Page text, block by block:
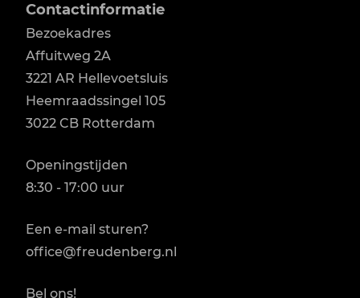
Contactinformatie
Bezoekadres
Affuitweg 2A
3221 AR Hellevoetsluis
Heemraadssingel 105
3022 CB Rotterdam
Openingstijden
8:30 - 17:00 uur
Een e-mail sturen?
office@freudenberg.nl
Bel ons!